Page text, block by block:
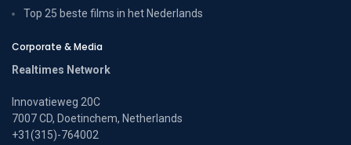
Top 25 beste films in het Nederlands
Corporate & Media
Realtimes Network
Innovatieweg 20C
7007 CD, Doetinchem, Netherlands
+31(315)-764002